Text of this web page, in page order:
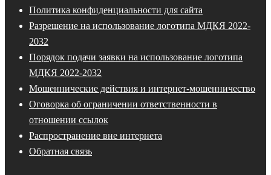
Политика конфиденциальности для сайта
Разрешение на использование логотипа МДКЯ 2022-
2032
Порядок подачи заявки на использование логотипа
МДКЯ 2022-2032
Мошеннические действия и интернет-мошенничество
Оговорка об ограничении ответственности в
отношении ссылок
Распространение вне интернета
Обратная связь